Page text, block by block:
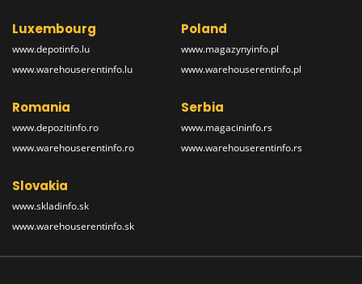
Luxembourg
www.depotinfo.lu
www.warehouserentinfo.lu
Poland
www.magazynyinfo.pl
www.warehouserentinfo.pl
Romania
www.depozitinfo.ro
www.warehouserentinfo.ro
Serbia
www.magacininfo.rs
www.warehouserentinfo.rs
Slovakia
www.skladinfo.sk
www.warehouserentinfo.sk